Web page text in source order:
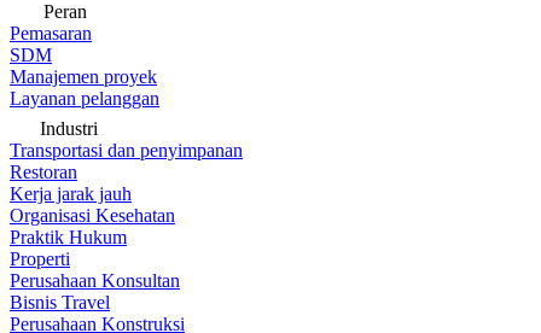
Peran
Pemasaran
SDM
Manajemen proyek
Layanan pelanggan
Industri
Transportasi dan penyimpanan
Restoran
Kerja jarak jauh
Organisasi Kesehatan
Praktik Hukum
Properti
Perusahaan Konsultan
Bisnis Travel
Perusahaan Konstruksi